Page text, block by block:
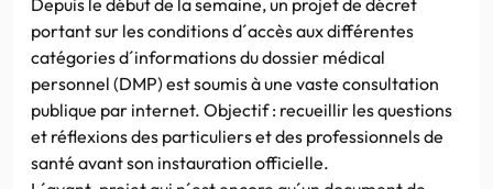
portant sur les conditions d´accès aux différentes
catégories d´informations du dossier médical
personnel (DMP) est soumis à une vaste consultation
publique par internet. Objectif : recueillir les questions
et réflexions des particuliers et des professionnels de
santé avant son instauration officielle.